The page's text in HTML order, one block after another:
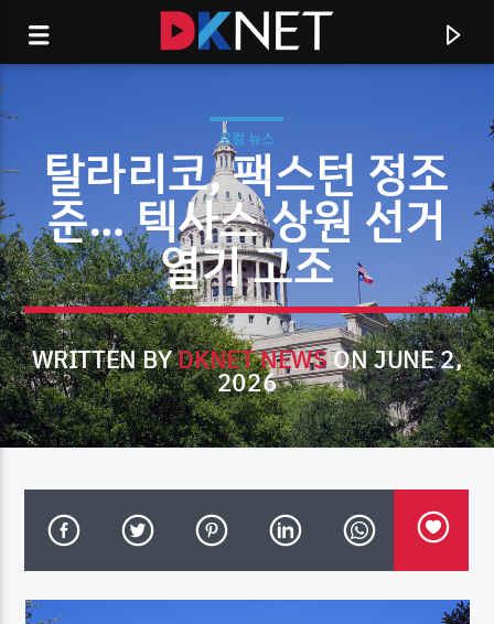
CURRENT TRACK
TITLE
로컬 뉴스
탈라리코, 팩스턴 정조
준… 텍사스 상원 선거
열기 고조
WRITTEN BYDKNET NEWSON JUNE 2,
2026